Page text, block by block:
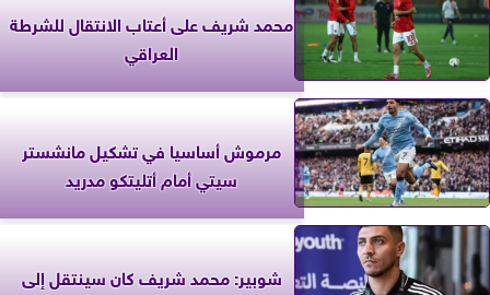
محمد شريف على أعتاب الانتقال للشرطة
العراقي
مرموش أساسيا في تشكيل مانشستر
سيتي أمام أتليتكو مدريد
شوبير: محمد شريف كان سينتقل إلى